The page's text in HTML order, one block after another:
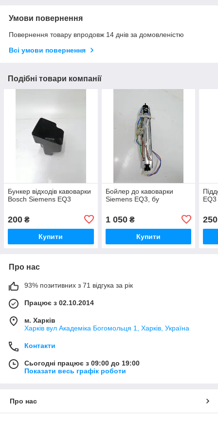
Умови повернення
Повернення товару впродовж 14 днів за домовленістю
Всі умови повернення
Подібні товари компанії
Бункер відходів кавоварки
Bosch Siemens EQ3
200 ₴
Купити
Бойлер до кавоварки
Siemens EQ3, бу
1 050₴
Купити
EQ3
250
Про нас
93% позитивних з 71 відгука за рік
Працює з 02.10.2014
м. Харків
Харків вул Академіка Богомольця 1, Харків, Україна
Контакти
Сьогодні працює з 09:00 до 19:00
Показати весь графік роботи
Про нас